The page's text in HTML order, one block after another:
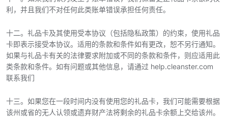
利，并且我们不对任何此类账单错误承担任何责任。
十二。礼品卡及其使用受本协议（包括隐私政策）的约束，使用礼品
卡即表示接受本协议。适用的条款和条件如有更改，恕不另行通知。
如果与礼品卡有关的法律要求附加或不同的条款和条件，则应适用此
类条款和条件。如有问题或其他信息，请通过 help.cleanster.com
联系我们
十三。如果您在一段时间内没有使用您的礼品卡，我们可能需要根据
该州或省的无人认领或遗弃财产法将剩余的礼品卡余额上交给该州。